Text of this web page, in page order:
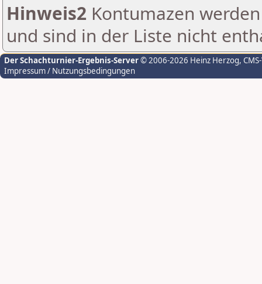
Hinweis2 Kontumazen
und sind in der Liste nicht
Der Schachturnier-Ergebnis-Server© 2006-2026 Heinz Herzog,
Impressum / Nutzungsbedingungen